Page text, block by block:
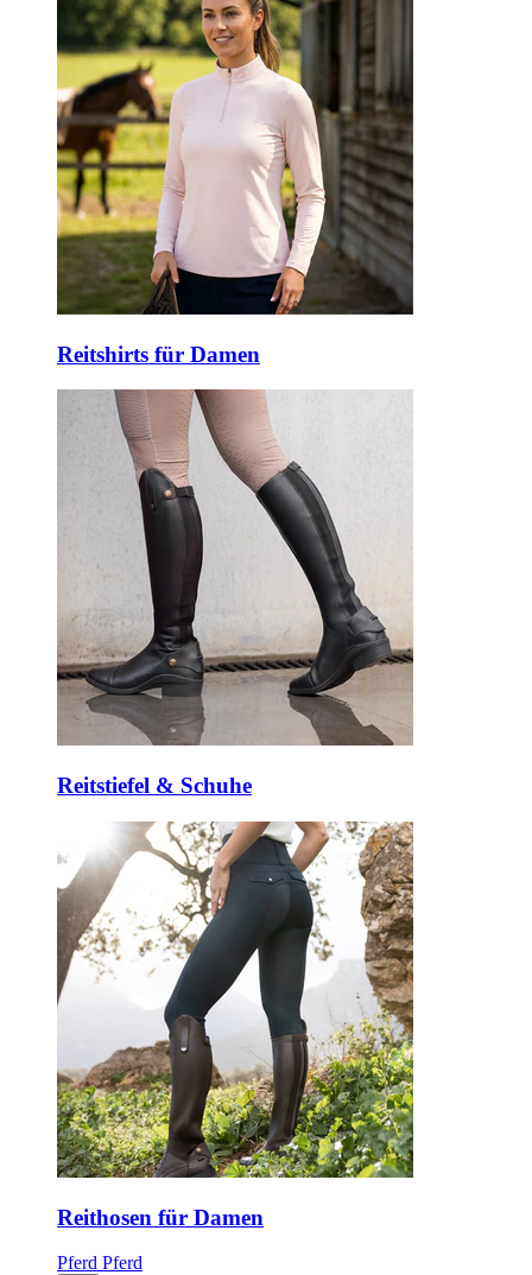
Reitshirts für Damen
Reitstiefel & Schuhe
Reithosen für Damen
Pferd Pferd